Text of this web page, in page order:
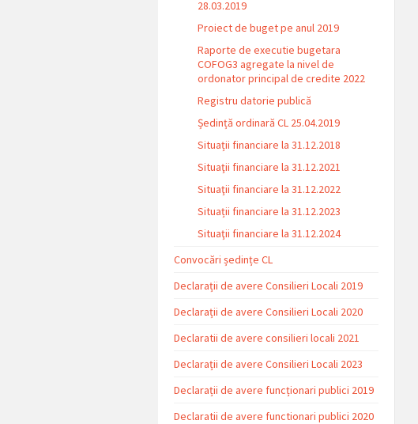
28.03.2019
Proiect de buget pe anul 2019
Raporte de executie bugetara
COFOG3 agregate la nivel de
ordonator principal de credite 2022
Registru datorie publică
Ședință ordinară CL 25.04.2019
Situații financiare la 31.12.2018
Situaţii financiare la 31.12.2021
Situaţii financiare la 31.12.2022
Situații financiare la 31.12.2023
Situaţii financiare la 31.12.2024
Convocări ședințe CL
Declarații de avere Consilieri Locali 2019
Declarații de avere Consilieri Locali 2020
Declaratii de avere consilieri locali 2021
Declarații de avere Consilieri Locali 2023
Declarații de avere funcționari publici 2019
Declaratii de avere functionari publici 2020